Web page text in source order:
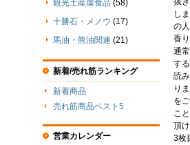
し
の
香
通
す
読
り
を
こ
頂
3枚
観光土産屋食品 (58)
十勝石・メノウ (17)
馬油・熊油関連 (21)
新着/売れ筋ランキング
新着商品
売れ筋商品ベスト5
営業カレンダー